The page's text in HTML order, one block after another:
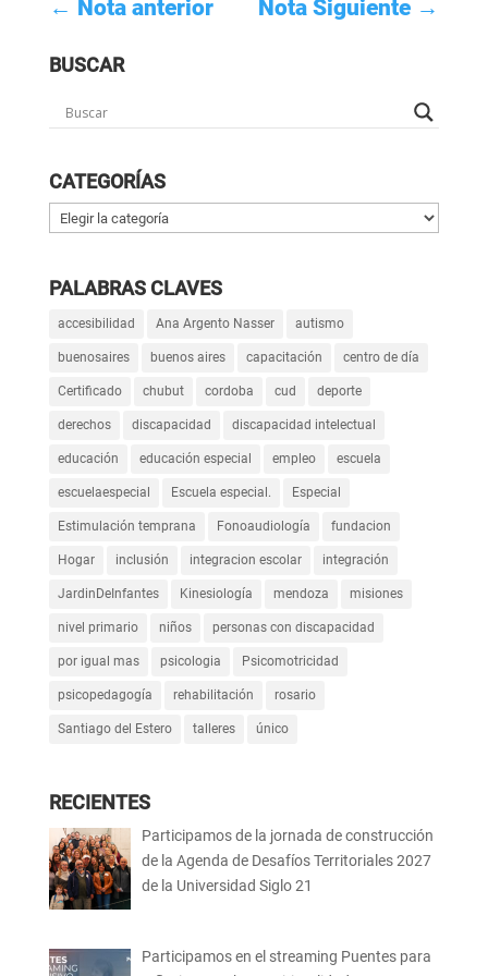
← Nota anterior Nota Siguiente →
BUSCAR
CATEGORÍAS
Categorías
PALABRAS CLAVES
accesibilidad Ana Argento Nasser autismo
buenosaires buenos aires capacitación centro de día
Certificado chubut cordoba cud deporte
derechos discapacidad discapacidad intelectual
educación educación especial empleo escuela
escuelaespecial Escuela especial. Especial
Estimulación temprana Fonoaudiología fundacion
Hogar inclusión integracion escolar integración
JardinDeInfantes Kinesiología mendoza misiones
nivel primario niños personas con discapacidad
por igual mas psicologia Psicomotricidad
psicopedagogía rehabilitación rosario
Santiago del Estero talleres único
RECIENTES
Participamos de la jornada de construcción
de la Agenda de Desafíos Territoriales 2027
de la Universidad Siglo 21
Participamos en el streaming Puentes para